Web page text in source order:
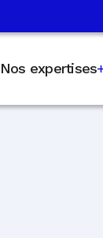
Nos expertises